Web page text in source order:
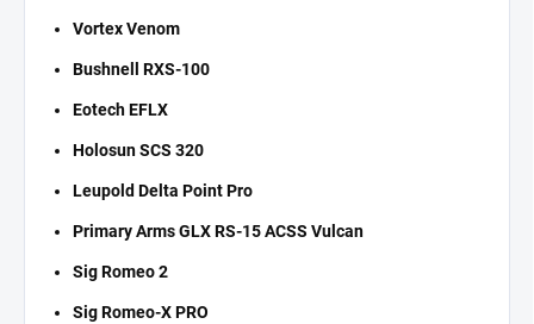
Vortex Venom
Bushnell RXS-100
Eotech EFLX
Holosun SCS 320
Leupold Delta Point Pro
Primary Arms GLX RS-15 ACSS Vulcan
Sig Romeo 2
Sig Romeo-X PRO